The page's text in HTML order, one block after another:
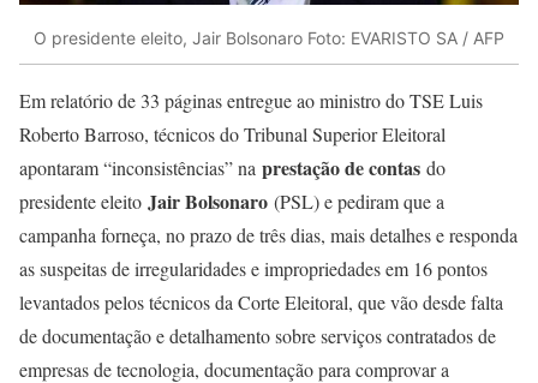
O presidente eleito, Jair Bolsonaro Foto: EVARISTO SA / AFP
Em relatório de 33 páginas entregue ao ministro do TSE Luis
Roberto Barroso, técnicos do Tribunal Superior Eleitoral
apontaram “inconsistências” na prestação de contas do
presidente eleito Jair Bolsonaro (PSL) e pediram que a
campanha forneça, no prazo de três dias, mais detalhes e responda
as suspeitas de irregularidades e impropriedades em 16 pontos
levantados pelos técnicos da Corte Eleitoral, que vão desde falta
de documentação e detalhamento sobre serviços contratados de
empresas de tecnologia, documentação para comprovar a